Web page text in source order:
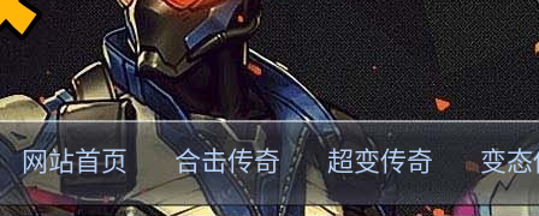
网站首页 合击传奇 超变传奇 变